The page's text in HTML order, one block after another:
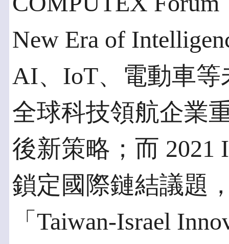
New Era of
AI、IoT、電動車
全球科技領航企業
後新策略；而 2021
鎖定國際鏈結議題
「Taiwan-Israel